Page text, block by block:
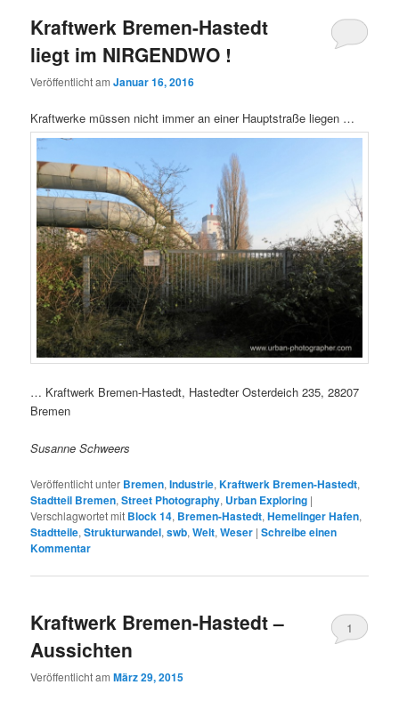
Kraftwerk Bremen-Hastedt
liegt im NIRGENDWO !
Veröffentlicht amJanuar 16, 2016
Kraftwerke müssen nicht immer an einer Hauptstraße liegen …
… Kraftwerk Bremen-Hastedt, Hastedter Osterdeich 235, 28207
Bremen
Susanne Schweers
Veröffentlicht unter Bremen,Industrie,Kraftwerk Bremen-Hastedt,
Stadtteil Bremen,Street Photography, Urban Exploring |
Verschlagwortet mit Block 14, Bremen-Hastedt,Hemelinger Hafen,
Stadtteile,Strukturwandel,swb,Welt,Weser |Schreibe einen
Kommentar
Kraftwerk Bremen-Hastedt –
Aussichten
Veröffentlicht amMärz 29, 2015
1